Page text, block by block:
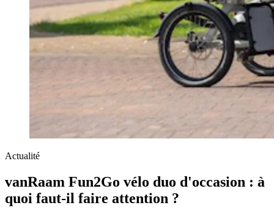
Actualité
vanRaam Fun2Go vélo duo d'occasion : à
quoi faut-il faire attention ?